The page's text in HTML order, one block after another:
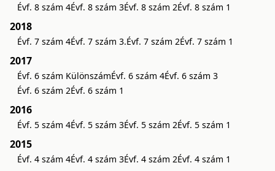
Évf. 8 szám 4Évf. 8 szám 3Évf. 8 szám 2Évf. 8 szám 1
2018
Évf. 7 szám 4Évf. 7 szám 3.Évf. 7 szám 2Évf. 7 szám 1
2017
Évf. 6 szám KülönszámÉvf. 6 szám 4Évf. 6 szám 3
Évf. 6 szám 2Évf. 6 szám 1
2016
Évf. 5 szám 4Évf. 5 szám 3Évf. 5 szám 2Évf. 5 szám 1
2015
Évf. 4 szám 4Évf. 4 szám 3Évf. 4 szám 2Évf. 4 szám 1